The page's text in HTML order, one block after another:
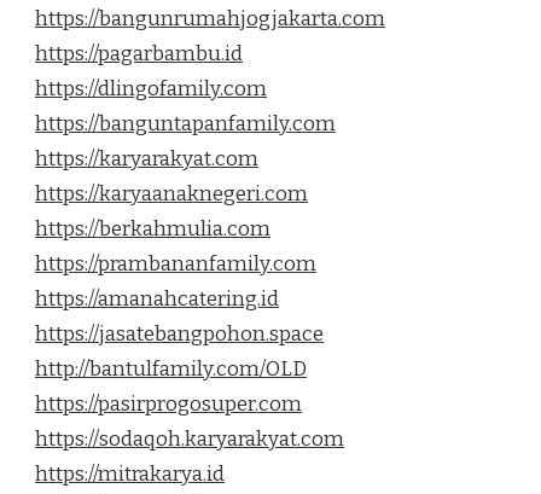
https://bangunrumahjogjakarta.com
https://pagarbambu.id
https://dlingofamily.com
https://banguntapanfamily.com
https://karyarakyat.com
https://karyaanaknegeri.com
https://berkahmulia.com
https://prambananfamily.com
https://amanahcatering.id
https://jasatebangpohon.space
http://bantulfamily.com/OLD
https://pasirprogosuper.com
https://sodaqoh.karyarakyat.com
https://mitrakarya.id